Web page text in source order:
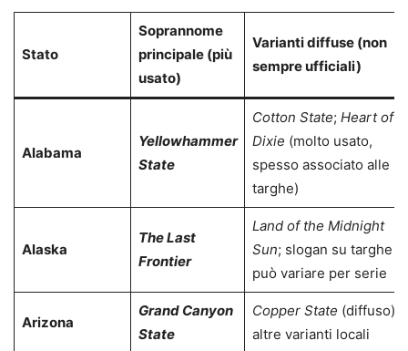
Stato
Soprannome
principale (più
usato)
Varianti diffuse (non
sempre ufficiali)
Alabama
Yellowhammer
State
Cotton State; Heart of
Dixie (molto usato,
spesso associato alle
targhe)
Alaska
The Last
Frontier
Land of the Midnight
Sun; slogan su targhe
può variare per serie
Arizona
Grand Canyon
State
Copper State (diffuso);
altre varianti locali